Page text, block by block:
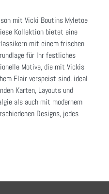
mit Vicki Boutins Myletoe
Kollektion bietet eine
mit einem frischen
für Ihr festliches
Motive, die mit Vickis
Flair verspeist sind, ideal
Karten, Layouts und
als auch mit modernem
Designs, jedes